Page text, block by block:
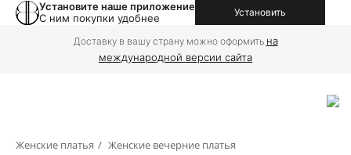
Установите наше приложение
С ним покупки удобнее
Установить
Доставку в вашу страну можно оформить на
международной версии сайта
Женские платья / Женские вечерние платья